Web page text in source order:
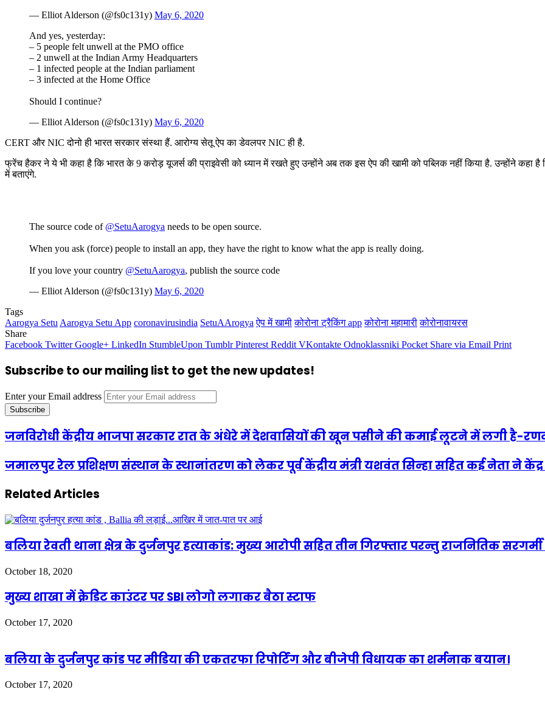
— Elliot Alderson (@fs0c131y) May 6, 2020
And yes, yesterday:
– 5 people felt unwell at the PMO office
– 2 unwell at the Indian Army Headquarters
– 1 infected people at the Indian parliament
– 3 infected at the Home Office
Should I continue?
— Elliot Alderson (@fs0c131y) May 6, 2020
CERT और NIC दोनो ही भारत सरकार संस्था हैं. आरोग्य सेतू ऐप का डेवलपर NIC ही है.
फ्रेंच हैकर ने ये भी कहा है कि भारत के 9 करोड़ यूजर्स की प्राइवेसी को ध्यान में रखते हुए उन्होंने अब तक इस ऐप की खामी को पब्लिक नहीं किया है. उन्होंने
में बताएंगे.
The source code of @SetuAarogya needs to be open source.
When you ask (force) people to install an app, they have the right to know what the app is really doing.
If you love your country @SetuAarogya, publish the source code
— Elliot Alderson (@fs0c131y) May 6, 2020
Tags
Aarogya Setu Aarogya Setu App coronavirusindia SetuAArogya ऐप में खामी कोरोना ट्रैकिंग app कोरोना महामारी कोरोनावायरस
Share
Facebook Twitter Google+ LinkedIn StumbleUpon Tumblr Pinterest Reddit VKontakte Odnoklassniki Pocket Share via Email Print
Subscribe to our mailing list to get the new updates!
Enter your Email address
जनविरोधी केंद्रीय भाजपा सरकार रात के अंधेरे में देशवासियों की खून पसीने की कमाई लूटने में लगी है-
जमालपुर रेल प्रशिक्षण संस्थान के स्थानांतरण को लेकर पूर्व केंद्रीय मंत्री यशवंत सिन्हा सहित कई नेता ने
Related Articles
बलिया रेवती थाना क्षेत्र के दुर्जनपुर हत्याकांड: मुख्‍य आरोपी सहित तीन गिरफ्तार परन्तु राजनितिक
October 18, 2020
मुख्य शाखा में क्रेडिट काउंटर पर SBI लोगो लगाकर बैठा स्टाफ
October 17, 2020
बलिया के दुर्जनपुर कांड पर मीडिया की एकतरफा रिपोर्टिंग और बीजेपी विधायक का शर्मनाक बयान।
October 17, 2020